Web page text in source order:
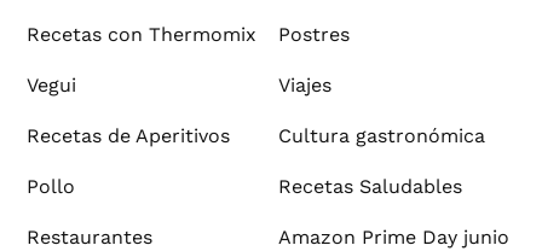
Recetas con Thermomix Postres
Vegui Viajes
Recetas de Aperitivos Cultura gastronómica
Pollo Recetas Saludables
Restaurantes
Amazon Prime Day junio